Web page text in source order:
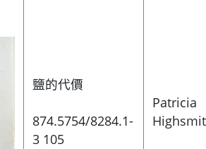
鹽的代價
874.5754/8284.1-
3 105
Patricia